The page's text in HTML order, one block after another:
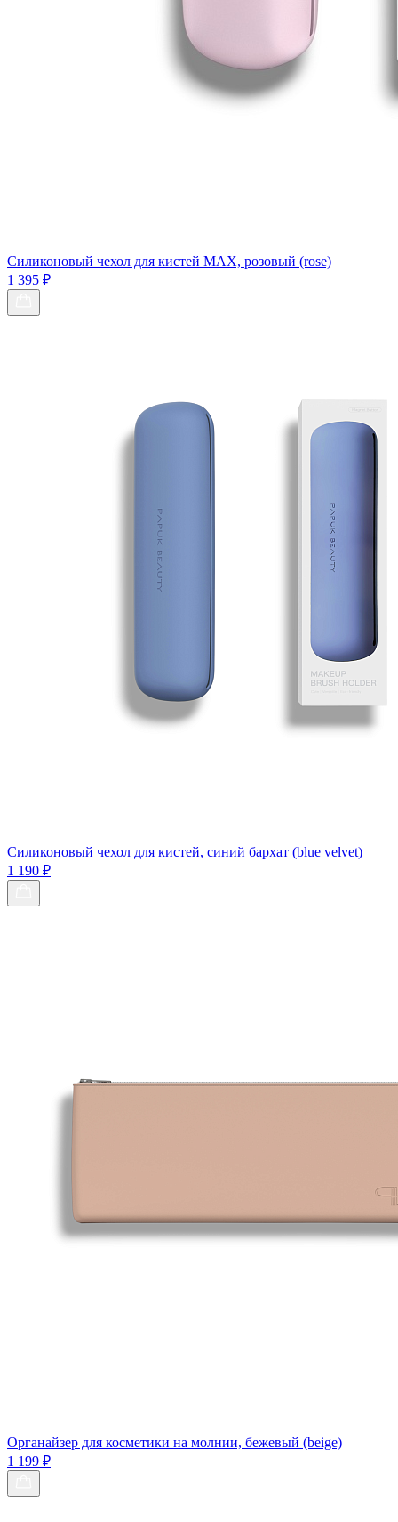
Силиконовый чехол для кистей МАХ, розовый (rose)
1 395 ₽
Силиконовый чехол для кистей, синий бархат (blue velvet)
1 190 ₽
Органайзер для косметики на молнии, бежевый (beige)
1 199 ₽